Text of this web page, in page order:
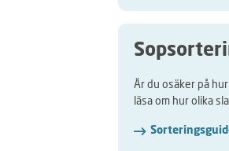
Är du osäker på
läsa om hur olika